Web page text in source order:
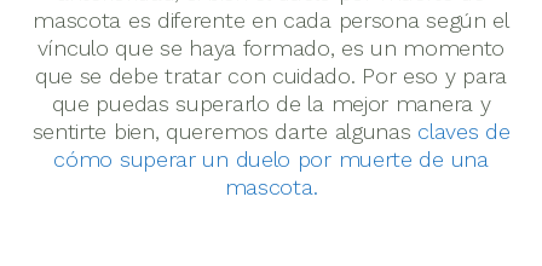
mascota es diferente en cada persona según el
vínculo que se haya formado, es un momento
que se debe tratar con cuidado. Por eso y para
que puedas superarlo de la mejor manera y
sentirte bien, queremos darte algunas claves de
cómo superar un duelo por muerte de una
mascota.